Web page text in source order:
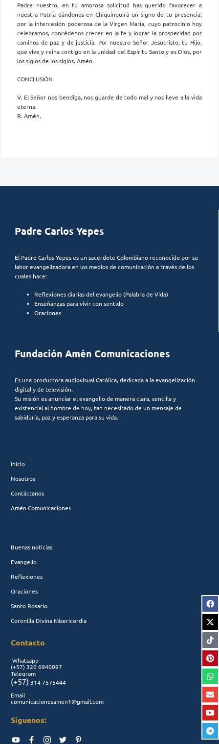
Padre nuestro, en tu amorosa solicitud has querido favorecer a
nuestra Patria dándonos en Chiquinquirá un signo de tu presencia;
por la intercesión poderosa de la Virgen María, cuyo patrocinio hoy
celebramos, concédenos crecer en la fe y lograr la prosperidad por
caminos de paz y de justicia. Por nuestro Señor Jesucristo, tu Hijo,
que vive y reina contigo en la unidad del Espíritu Santo y es Dios, por
los siglos de los siglos. Amén.
CONCLUSIÓN
V. El Señor nos bendiga, nos guarde de todo mal y nos lleve a la vida
eterna.
R. Amén.
Padre Carlos Yepes
El Padre Carlos Yepes es un sacerdote Colombiano reconocido por su
labor evangelizadora en los medios de comunicación a través de los
cuales hace:
Reflexiones diarias del evangelio (Palabra de Vida)
Enseñanzas para vivir con sentido
Oraciones
Fundación Amén Comunicaciones
Es una productora audiovisual Católica, dedicada a la evangelización
digital y de televisión.
Su misión es anunciar el evangelio de manera clara, sencilla y
existencial al hombre de hoy, tan necesitado de un mensaje de
sabiduría, paz y esperanza para su vida.
Inicio
Nosotros
Contáctanos
Amén Comunicaciones
Buenas noticias
Evangelio
Reflexiones
Oraciones
Santo Rosario
Coronilla Divina Misericordia
Contacto
Whatsapp
(+57) 320 6940097
Telegram
(+57) 314 7575444
Email
comunicacionesamen1@gmail.com
Síguenos: